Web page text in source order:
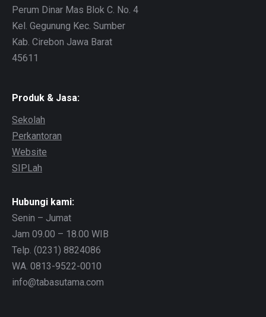
Perum Dinar Mas Blok C. No. 4
Kel. Gegunung Kec. Sumber
Kab. Cirebon Jawa Barat
45611
Produk & Jasa:
Sekolah
Perkantoran
Website
SIPLah
Hubungi kami:
Senin – Jumat
Jam 09.00 – 18.00 WIB
Telp. (0231) 8824086
WA. 0813-9522-0010
info@tabasutama.com